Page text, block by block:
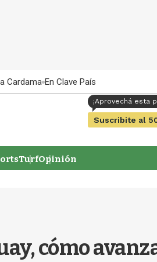
Cardama En Clave País
Suscribite al
TurfOpinión
cómo